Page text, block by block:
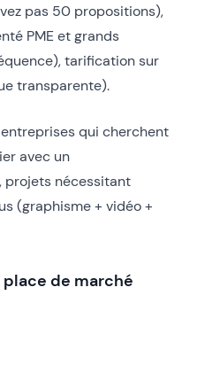
pas 50 propositions),
PME et grands
tarification sur
transparente).
entreprises qui cherchent
avec un
projets nécessitant
(graphisme + vidéo +
de marché